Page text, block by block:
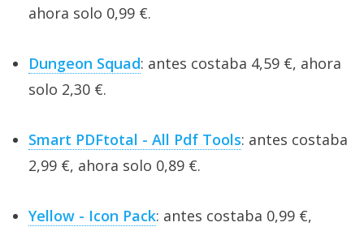
ahora solo 0,99 €.
Dungeon Squad: antes costaba 4,59 €, ahora
solo 2,30 €.
Smart PDFtotal - All Pdf Tools: antes costaba
2,99 €, ahora solo 0,89 €.
Yellow - Icon Pack: antes costaba 0,99 €,